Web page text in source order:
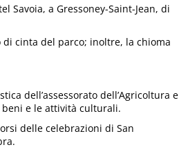
Savoia, a Gressoney-Saint-Jean, di
di cinta del parco; inoltre, la chioma
dell’assessorato dell’Agricoltura e
e le attività culturali.
delle celebrazioni di San